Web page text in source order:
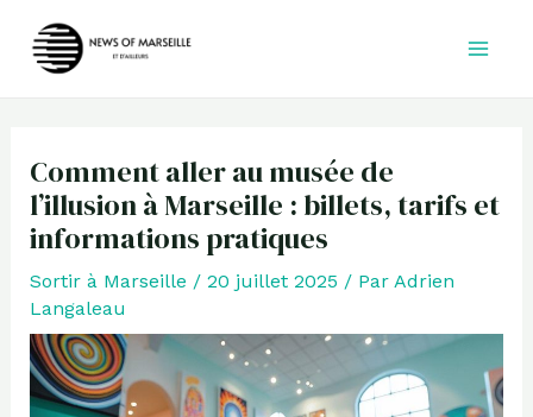
Comment aller au musée de
l’illusion à Marseille : billets, tarifs et
informations pratiques
Sortir à Marseille / 20 juillet 2025 / Par Adrien
Langaleau